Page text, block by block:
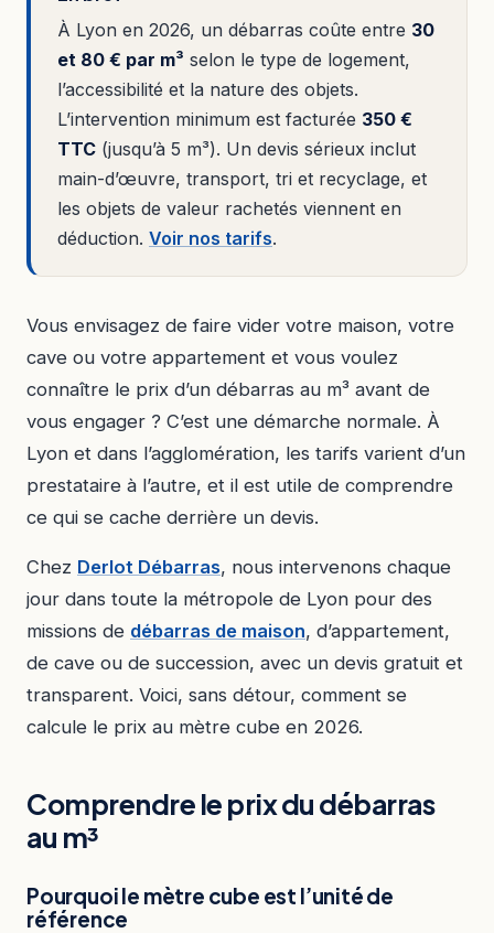
À Lyon en 2026, un débarras coûte entre 30
et 80 € par m³ selon le type de logement,
l’accessibilité et la nature des objets.
L’intervention minimum est facturée 350 €
TTC (jusqu’à 5 m³). Un devis sérieux inclut
main-d’œuvre, transport, tri et recyclage, et
les objets de valeur rachetés viennent en
déduction. Voir nos tarifs.
Vous envisagez de faire vider votre maison, votre
cave ou votre appartement et vous voulez
connaître le prix d’un débarras au m³ avant de
vous engager ? C’est une démarche normale. À
Lyon et dans l’agglomération, les tarifs varient d’un
prestataire à l’autre, et il est utile de comprendre
ce qui se cache derrière un devis.
Chez Derlot Débarras, nous intervenons chaque
jour dans toute la métropole de Lyon pour des
missions de débarras de maison, d’appartement,
de cave ou de succession, avec un devis gratuit et
transparent. Voici, sans détour, comment se
calcule le prix au mètre cube en 2026.
Comprendre le prix du débarras
au m³
Pourquoi le mètre cube est l’unité de
référence